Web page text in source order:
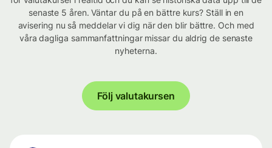
senaste 5 åren. Väntar du på en bättre kurs? Ställ in en
avisering nu så meddelar vi dig när den blir bättre. Och med
våra dagliga sammanfattningar missar du aldrig de senaste
nyheterna.
Följ valutakursen